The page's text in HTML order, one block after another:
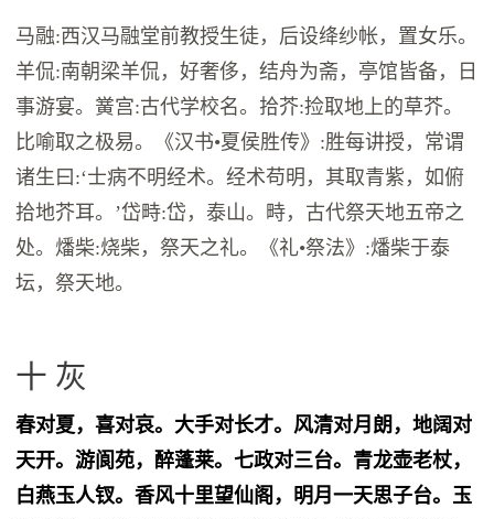
马融:西汉马融堂前教授生徒，后设绛纱帐，置女乐。
羊侃:南朝梁羊侃，好奢侈，结舟为斋，亭馆皆备，日
事游宴。黉宫:古代学校名。拾芥:捡取地上的草芥。
比喻取之极易。《汉书•夏侯胜传》:胜每讲授，常谓
诸生曰:‘士病不明经术。经术苟明，其取青紫，如俯
拾地芥耳。’岱畤:岱，泰山。畤，古代祭天地五帝之
处。燔柴:烧柴，祭天之礼。《礼•祭法》:燔柴于泰
坛，祭天地。
十 灰
春对夏，喜对哀。大手对长才。风清对月朗，地阔对
天开。游阆苑，醉蓬莱。七政对三台。青龙壶老杖，
白燕玉人钗。香风十里望仙阁，明月一天思子台。玉